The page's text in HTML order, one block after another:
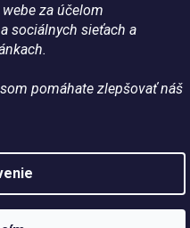
za účelom
sociálnych sieťach a
pomáhate zlepšovať náš
- WateHorse.sk. Všetky